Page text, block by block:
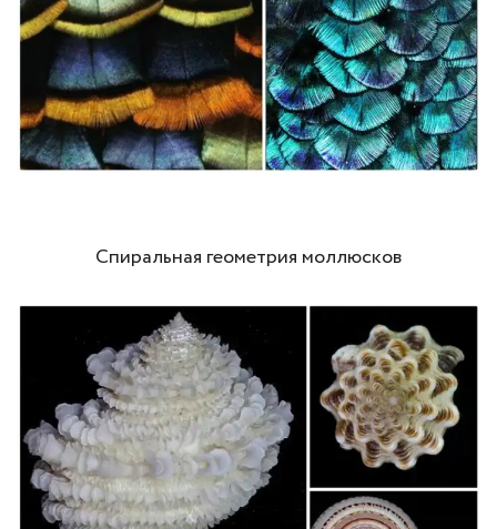
Спиральная геометрия моллюсков